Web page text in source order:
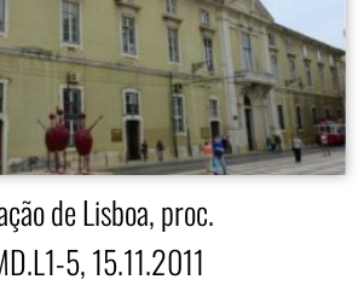
de Lisboa, proc.
5, 15.11.2011